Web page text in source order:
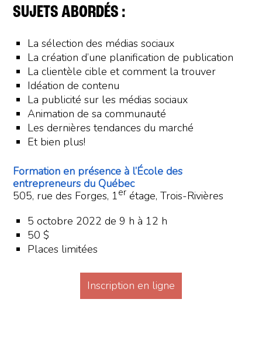
SUJETS ABORDÉS :
La sélection des médias sociaux
La création d’une planification de publication
La clientèle cible et comment la trouver
Idéation de contenu
La publicité sur les médias sociaux
Animation de sa communauté
Les dernières tendances du marché
Et bien plus!
Formation en présence à l’École des
entrepreneurs du Québec
505, rue des Forges, 1er étage, Trois-Rivières
5 octobre 2022 de 9 h à 12 h
50 $
Places limitées
Inscription en ligne